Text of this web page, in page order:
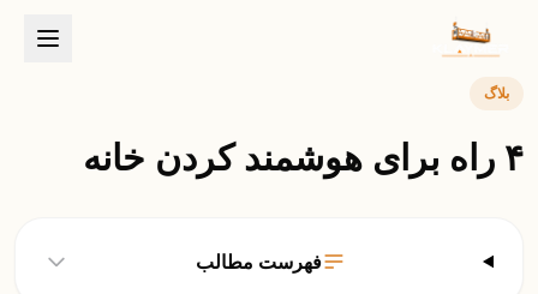
بلاگ
۴ راه برای هوشمند کردن خانه
فهرست مطالب